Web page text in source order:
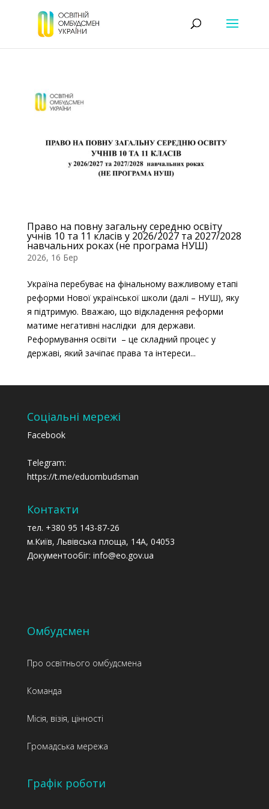
Право на повну загальну середню освіту
учнів 10 та 11 класів у 2026/2027 та 2027/2028
навчальних роках (не програма НУШ)
2026, 16 Бер
Україна перебуває на фінальному важливому етапі
реформи Нової української школи (далі – НУШ), яку
я підтримую. Вважаю, що відкладення реформи
матиме негативні наслідки для держави.
Реформування освіти – це складний процес у
державі, який зачіпає права та інтереси...
Соціальні мережі
Facebook
Telegram:
https://t.me/eduombudsman
Контакти
тел. +380 95 143-87-26
м.Київ, Львівська площа, 14А, 04053
Документообіг: info@eo.gov.ua
Омбудсмен
Про освітнього омбудсмена
Команда
Місія, візія, цінності
Громадська мережа
Графік роботи